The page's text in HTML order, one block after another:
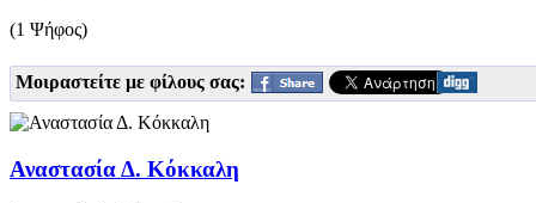
(1 Ψήφος)
Μοιραστείτε με φίλους σας:
Αναστασία Δ. Κόκκαλη